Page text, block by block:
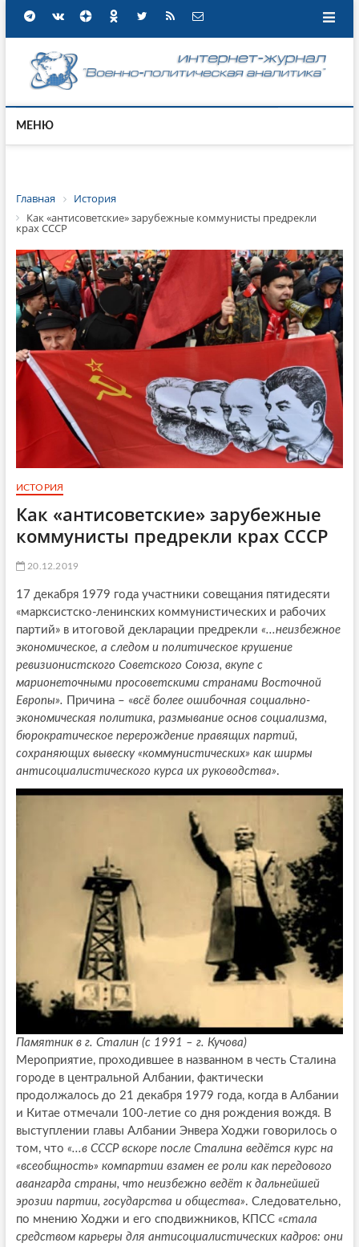
МЕНЮ
Главная
История
Как «антисоветские» зарубежные коммунисты предрекли
крах СССР
ИСТОРИЯ
Как «антисоветские» зарубежные
коммунисты предрекли крах СССР
20.12.2019
17 декабря 1979 года участники совещания пятидесяти
«марксистско-ленинских коммунистических и рабочих
партий» в итоговой декларации предрекли «...неизбежное
экономическое, а следом и политическое крушение
ревизионистского Советского Союза, вкупе с
марионеточными просоветскими странами Восточной
Европы».
Причина – «всё более ошибочная социально-
экономическая политика, размывание основ социализма,
бюрократическое перерождение правящих партий,
сохраняющих вывеску «коммунистических» как ширмы
антисоциалистического курса их руководства».
Памятник в г. Сталин (с 1991 – г. Кучова)
Мероприятие, проходившее в названном в честь Сталина
городе в центральной Албании, фактически
продолжалось до 21 декабря 1979 года, когда в Албании
и Китае отмечали 100-летие со дня рождения вождя. В
выступлении главы Албании Энвера Ходжи говорилось о
том, что «...в СССР вскоре после Сталина ведётся курс на
«всеобщность» компартии взамен ее роли как передового
авангарда страны, что неизбежно ведёт к дальнейшей
эрозии партии, государства и общества». Следовательно,
по мнению Ходжи и его сподвижников, КПСС «стала
средством карьеры для антисоциалистических кадров: они